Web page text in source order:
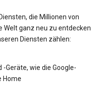
die Millionen von
Welt ganz neu zu entdecken
Diensten zählen:
Geräte, wie die Google-
Home